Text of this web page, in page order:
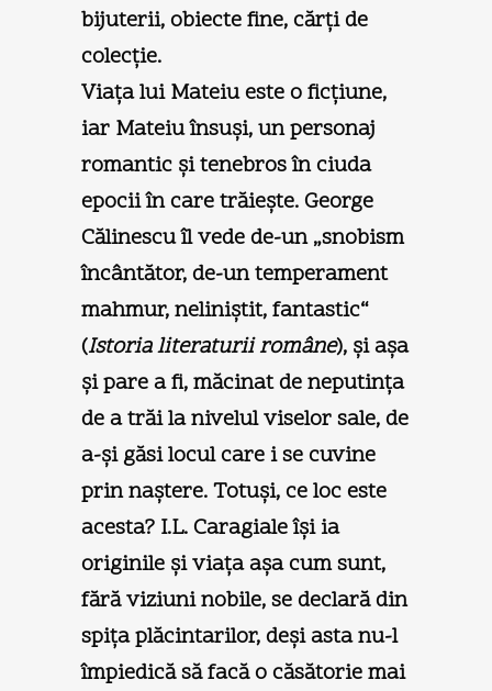
bijuterii, obiecte fine, cărţi de
colecţie.
Viaţa lui Mateiu este o ficţiune,
iar Mateiu însuşi, un personaj
romantic şi tenebros în ciuda
epocii în care trăieşte. George
Călinescu îl vede de-un „snobism
încântător, de-un temperament
mahmur, neliniştit, fantastic“
(Istoria literaturii române), şi aşa
şi pare a fi, măcinat de neputinţa
de a trăi la nivelul viselor sale, de
a-şi găsi locul care i se cuvine
prin naştere. Totuşi, ce loc este
acesta? I.L. Caragiale îşi ia
originile şi viaţa aşa cum sunt,
fără viziuni nobile, se declară din
spiţa plăcintarilor, deşi asta nu-l
împiedică să facă o căsătorie mai